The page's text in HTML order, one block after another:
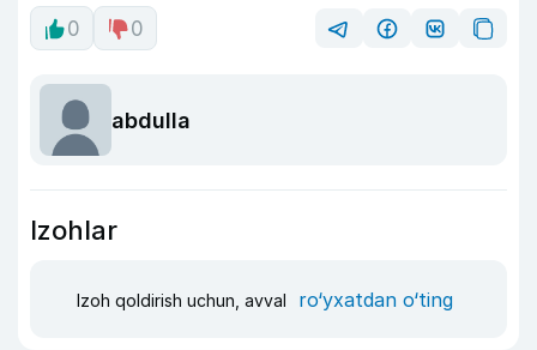
0 0
abdulla
Izohlar
Izoh qoldirish uchun, avval ro‘yxatdan o‘ting